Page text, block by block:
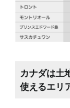
カナダは土
使えるエリ